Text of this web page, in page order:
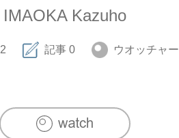
IMAOKA Kazuho
2 記事 0 ウオッチャー